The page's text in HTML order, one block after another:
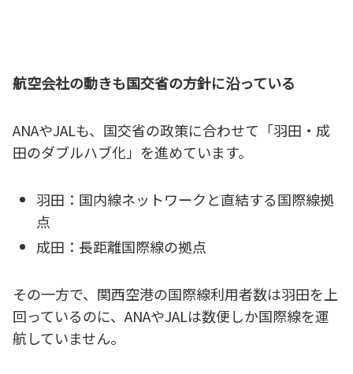
航空会社の動きも国交省の方針に沿っている
ANAやJALも、国交省の政策に合わせて「羽田・成
田のダブルハブ化」を進めています。
羽田：国内線ネットワークと直結する国際線拠
点
成田：長距離国際線の拠点
その一方で、関西空港の国際線利用者数は羽田を上
回っているのに、ANAやJALは数便しか国際線を運
航していません。